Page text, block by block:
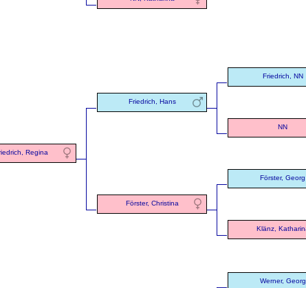
Regina
Friedrich, Hans
Friedrich, NN
NN
Förster, Christina
Förster, Georg
Klänz,
Werner, Georg